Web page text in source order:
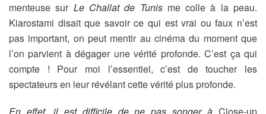
menteuse sur Le Challat de Tunisme colle à la peau.
Kiarostami disait que savoir ce qui est vrai ou faux n’est
pas important, on peut mentir au cinéma du moment que
l’on parvient à dégager une vérité profonde. C’est ça qui
compte ! Pour moi l’essentiel, c’est de toucher les
spectateurs en leur révélant cette vérité plus profonde.